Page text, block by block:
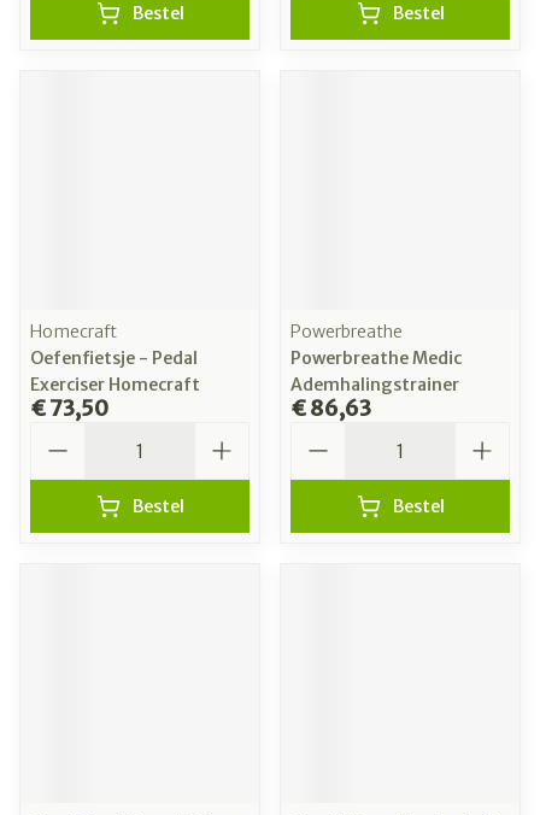
Bestel Bestel
Homecraft
Oefenfietsje - Pedal
Exerciser Homecraft
€ 73,50
Bestel
Powerbreathe
Powerbreathe Medic
Ademhalingstrainer
€ 86,63
Bestel